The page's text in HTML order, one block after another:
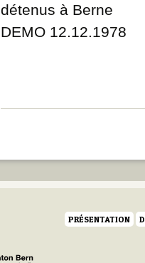
détenus à Berne
DEMO 12.12.1978
PRÉSENTATION